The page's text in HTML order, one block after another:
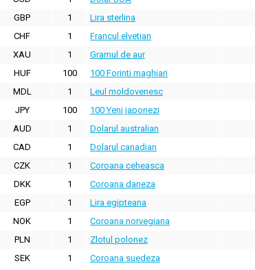
GBP
1 Lira sterlina
CHF
1 Francul elvetian
XAU
1 Gramul de aur
HUF
100 100 Forinti maghiari
MDL
1 Leul moldovenesc
JPY
100 100 Yeni japonezi
AUD
1 Dolarul australian
CAD
1 Dolarul canadian
CZK
1 Coroana ceheasca
DKK
1 Coroana daneza
EGP
1 Lira egipteana
NOK
1 Coroana norvegiana
PLN
1 Zlotul polonez
SEK
1 Coroana suedeza